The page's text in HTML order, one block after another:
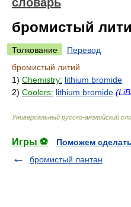
бромистый
Толкование
Перевод
бромистый литий
1) Chemistry: lithium bromide
2) Coolers: lithium bromide
Универсальный русско-английский
Игры ⚽
Поможем
бромистый лантан